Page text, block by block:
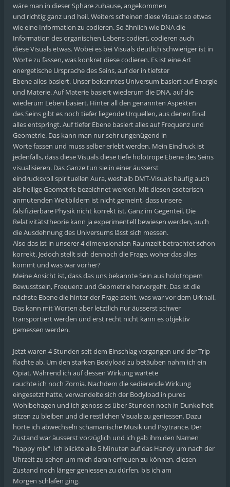
wäre man in dieser Sphäre zuhause, angekommen
und richtig ganz und heil. Weiters scheinen diese Visuals so etwas
wie eine Information zu codieren. So ähnlich wie DNA die
Information des organischen Lebens codiert, codieren auch
diese Visuals etwas. Wobei es bei Visuals deutlich schwieriger ist in
Worte zu fassen, was konkret diese codieren. Es ist eine Art
energetische Ursprache des Seins, auf der in tiefster
Ebene alles basiert. Unser bekanntes Universum basiert auf Energie
und Materie. Auf Materie basiert wiederum die DNA, auf die
wiederum Leben basiert. Hinter all den genannten Aspekten
des Seins gibt es noch tiefer liegende Urquellen, aus denen final
alles entspringt. Auf tiefer Ebene basiert alles auf Frequenz und
Geometrie. Das kann man nur sehr ungenügend in
Worte fassen und muss selber erlebt werden. Mein Eindruck ist
jedenfalls, dass diese Visuals diese tiefe holotrope Ebene des Seins
visualisieren. Das Ganze tun sie in einer äusserst
eindrucksvoll spirituellen Aura, weshalb DMT-Visuals häufig auch
als heilige Geometrie bezeichnet werden. Mit diesen esoterisch
anmutenden Weltbildern ist nicht gemeint, dass unsere
falsifizierbare Physik nicht korrekt ist. Ganz im Gegenteil. Die
Relativitätstheorie kann ja experimentell bewiesen werden, auch
die Ausdehnung des Universums lässt sich messen.
Also das ist in unserer 4 dimensionalen Raumzeit betrachtet schon
korrekt. Jedoch stellt sich dennoch die Frage, woher das alles
kommt und was war vorher?
Meine Ansicht ist, dass das uns bekannte Sein aus holotropem
Bewusstsein, Frequenz und Geometrie hervorgeht. Das ist die
nächste Ebene die hinter der Frage steht, was war vor dem Urknall.
Das kann mit Worten aber letztlich nur äusserst schwer
transportiert werden und erst recht nicht kann es objektiv
gemessen werden.
Jetzt waren 4 Stunden seit dem Einschlag vergangen und der Trip
flachte ab. Um den starken Bodyload zu betäuben nahm ich ein
Opiat. Während ich auf dessen Wirkung wartete
rauchte ich noch Zornia. Nachdem die sedierende Wirkung
eingesetzt hatte, verwandelte sich der Bodyload in pures
Wohlbehagen und ich genoss es über Stunden noch in Dunkelheit
sitzen zu bleiben und die restlichen Visuals zu geniessen. Dazu
hörte ich abwechseln schamanische Musik und Psytrance. Der
Zustand war äusserst vorzüglich und ich gab ihm den Namen
"happy mix". Ich blickte alle 5 Minuten auf das Handy um nach der
Uhrzeit zu sehen um mich daran erfreuen zu können, diesen
Zustand noch länger geniessen zu dürfen, bis ich am
Morgen schlafen ging.